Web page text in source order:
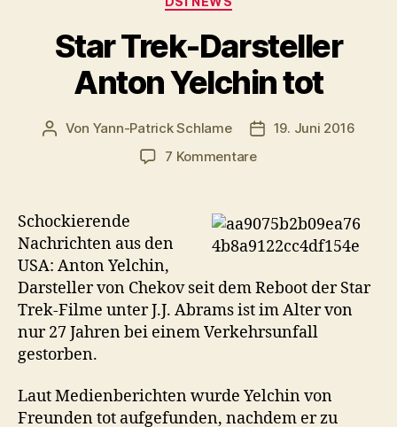
Star Trek-Darsteller
Anton Yelchin tot
Beitragsautor
Von Yann-Patrick Schlame
19. Juni 2016
7 Kommentarezu
Darsteller
Anton
Yelchin
Schockierende
Nachrichten aus den
USA: Anton Yelchin,
Darsteller von Chekov seit dem Reboot der Star
Trek-Filme unter J.J. Abrams ist im Alter von
nur 27 Jahren bei einem Verkehrsunfall
gestorben.
Laut Medienberichten wurde Yelchin von
Freunden tot aufgefunden, nachdem er zu